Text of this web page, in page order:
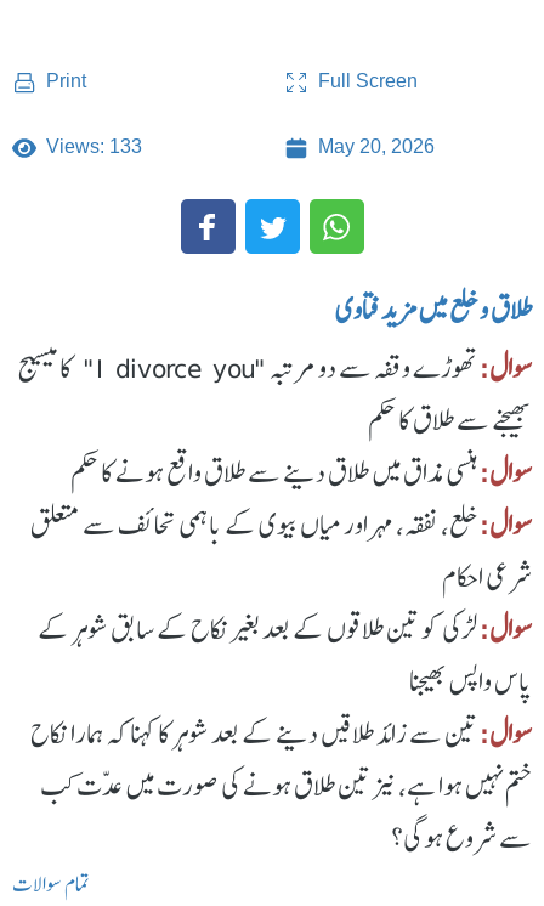
Print Full Screen
Views: 133 May 20, 2026
طلاق و خلع میں مزید فتاوی
سوال:
تھوڑے وقفہ سے دو مرتبہ "I divorce you" کا میسیج
بھیجنے سے طلاق کا حکم
سوال:ہنسی مذاق میں طلاق دینے سے طلاق واقع ہونے کا حکم
سوال:خلع، نفقہ، مہر اور میاں بیوی کے باہمی تحائف سے متعلق
شرعی احکام
سوال:لڑکی کو تین طلاقوں کے بعد بغیر نکاح کے سابق شوہر کے
پاس واپس بھیجنا
سوال:تین سے زائد طلاقیں دینے کے بعد شوہر کا کہنا کہ ہمارا نکاح
ختم نہیں ہوا ہے، نیز تین طلاق ہونے کی صورت میں عدّت کب
سے شروع ہوگی؟
تمام سوالات